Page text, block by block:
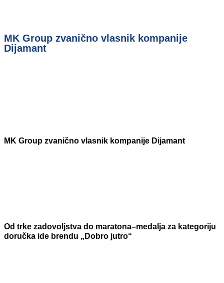
MK Group zvanično vlasnik kompanije
Dijamant
MK Group zvanično vlasnik kompanije Dijamant
Od trke zadovoljstva do maratona–medalja za kategoriju
doručka ide brendu „Dobro jutro“